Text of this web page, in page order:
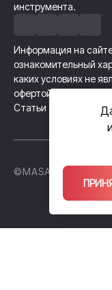
инструмента.
Информация на
ознакомительный
каких условиях не
офертой,
Статьи 437
©MASAM GROUP,